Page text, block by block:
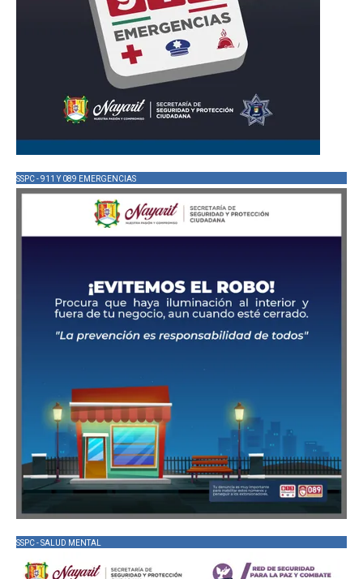
SSPC - 911 Y 089 EMERGENCIAS
SSPC - SALUD MENTAL